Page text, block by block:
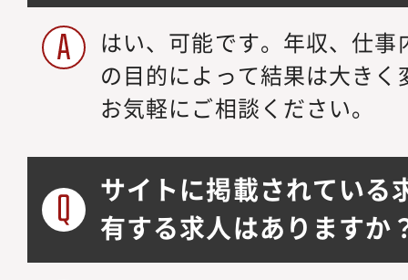
はい、可能です。年収、仕
の目的によって結果は大き
お気軽にご相談ください。
サイトに掲載されている
有する求人はありますか